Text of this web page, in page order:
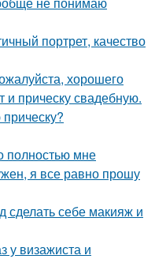
портрет, качество
хорошего
и прическу свадебную.
полностью мне
я все равно прошу
сделать себе макияж и
у визажиста и